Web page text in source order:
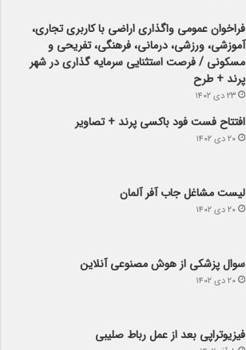
فراخوان عمومی واگذاری اراضی با کاربری تجاری،
آموزشی، ورزشی، درمانی، فرهنگی، تفریحی و
مسکونی / فرصت استثنایی سرمایه گذاری در شهر
پرند + طرح
۲۳ دی ۱۴۰۲
افتتاح فست فود باکسی پرند + تصاویر
۲۰ دی ۱۴۰۲
لیست مشاغل جاب آفر آلمان
۲۰ دی ۱۴۰۲
سوال پزشکی از هوش مصنوعی آنلاین
۲۰ دی ۱۴۰۲
فیزیوتراپی بعد از عمل رباط صلیبی